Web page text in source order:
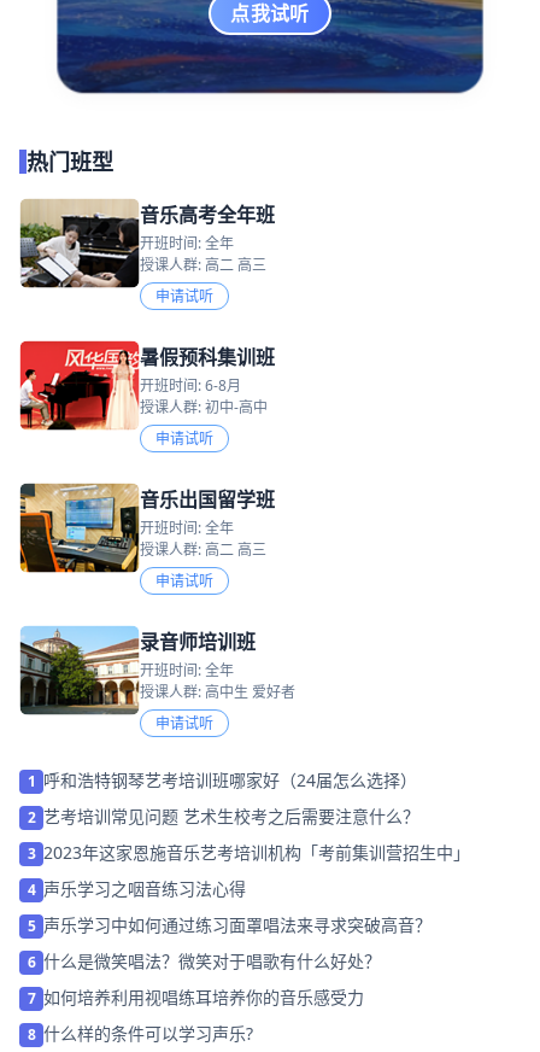
点我试听
热门班型
音乐高考全年班
开班时间: 全年
授课人群: 高二 高三
申请试听
暑假预科集训班
开班时间: 6-8月
授课人群: 初中-高中
申请试听
音乐出国留学班
开班时间: 全年
授课人群: 高二 高三
申请试听
录音师培训班
开班时间: 全年
授课人群: 高中生 爱好者
申请试听
1 呼和浩特钢琴艺考培训班哪家好（24届怎么选择）
2 艺考培训常见问题 艺术生校考之后需要注意什么？
3 2023年这家恩施音乐艺考培训机构「考前集训营招生中」
4 声乐学习之咽音练习法心得
5 声乐学习中如何通过练习面罩唱法来寻求突破高音？
6 什么是微笑唱法？微笑对于唱歌有什么好处？
7 如何培养利用视唱练耳培养你的音乐感受力
8 什么样的条件可以学习声乐?